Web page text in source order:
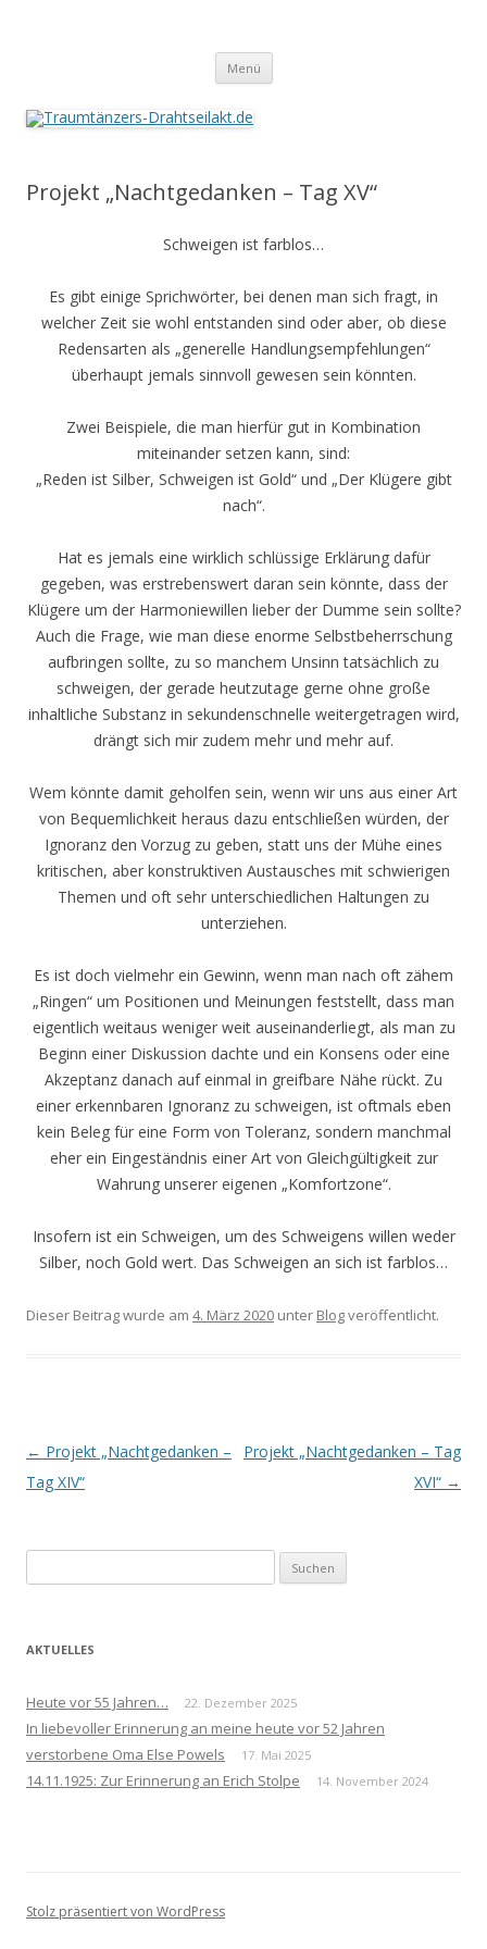
Menü Springe
Inhalt
Projekt „Nachtgedanken – Tag XV“
Schweigen ist farblos…
Es gibt einige Sprichwörter, bei denen man sich fragt, in
welcher Zeit sie wohl entstanden sind oder aber, ob diese
Redensarten als „generelle Handlungsempfehlungen“
überhaupt jemals sinnvoll gewesen sein könnten.
Zwei Beispiele, die man hierfür gut in Kombination
miteinander setzen kann, sind:
„Reden ist Silber, Schweigen ist Gold“ und „Der Klügere gibt
nach“.
Hat es jemals eine wirklich schlüssige Erklärung dafür
gegeben, was erstrebenswert daran sein könnte, dass der
Klügere um der Harmoniewillen lieber der Dumme sein sollte?
Auch die Frage, wie man diese enorme Selbstbeherrschung
aufbringen sollte, zu so manchem Unsinn tatsächlich zu
schweigen, der gerade heutzutage gerne ohne große
inhaltliche Substanz in sekundenschnelle weitergetragen wird,
drängt sich mir zudem mehr und mehr auf.
Wem könnte damit geholfen sein, wenn wir uns aus einer Art
von Bequemlichkeit heraus dazu entschließen würden, der
Ignoranz den Vorzug zu geben, statt uns der Mühe eines
kritischen, aber konstruktiven Austausches mit schwierigen
Themen und oft sehr unterschiedlichen Haltungen zu
unterziehen.
Es ist doch vielmehr ein Gewinn, wenn man nach oft zähem
„Ringen“ um Positionen und Meinungen feststellt, dass man
eigentlich weitaus weniger weit auseinanderliegt, als man zu
Beginn einer Diskussion dachte und ein Konsens oder eine
Akzeptanz danach auf einmal in greifbare Nähe rückt. Zu
einer erkennbaren Ignoranz zu schweigen, ist oftmals eben
kein Beleg für eine Form von Toleranz, sondern manchmal
eher ein Eingeständnis einer Art von Gleichgültigkeit zur
Wahrung unserer eigenen „Komfortzone“.
Insofern ist ein Schweigen, um des Schweigens willen weder
Silber, noch Gold wert. Das Schweigen an sich ist farblos…
Dieser Beitrag wurde am 4. März 2020 unter Blogveröffentlicht.
Beitrags-
Navigation
← Projekt „Nachtgedanken –
Tag XIV“
Projekt „Nachtgedanken – Tag
XVI“ →
nach:
AKTUELLES
Heute vor 55 Jahren… 22. Dezember 2025
In liebevoller Erinnerung an meine heute vor 52 Jahren
verstorbene Oma Else Powels
17. Mai 2025
14.11.1925: Zur Erinnerung an Erich Stolpe 14. November 2024
Stolz präsentiert von WordPress